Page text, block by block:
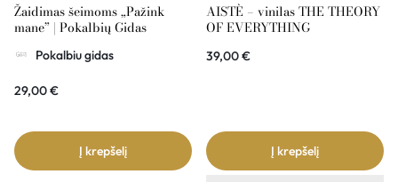
Žaidimas šeimoms „Pažink
mane” | Pokalbių Gidas
Pokalbiu gidas
29,00€
Į krepšelį
AISTÈ – vinilas THE THEORY
OF EVERYTHING
39,00€
Į krepšelį